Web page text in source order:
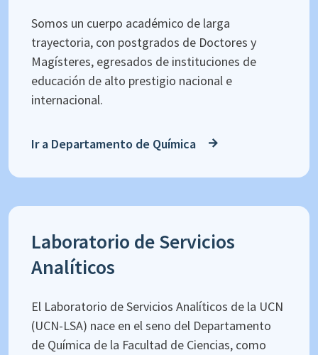
Somos un cuerpo académico de larga
trayectoria, con postgrados de Doctores y
Magísteres, egresados de instituciones de
educación de alto prestigio nacional e
internacional.
Ir a Departamento de Química
Laboratorio de Servicios
Analíticos
El Laboratorio de Servicios Analíticos de la UCN
(UCN-LSA) nace en el seno del Departamento
de Química de la Facultad de Ciencias, como